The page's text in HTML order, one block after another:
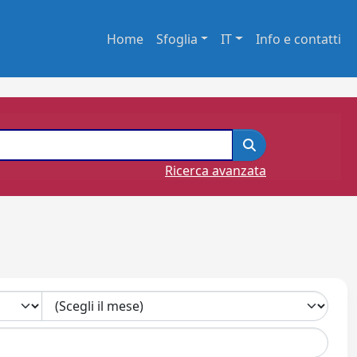
Home Sfoglia IT Info e contatti
Ricerca avanzata